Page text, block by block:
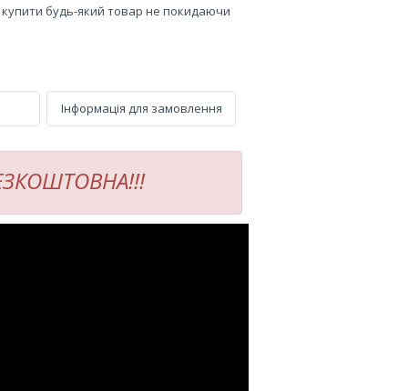
купити будь-який товар не покидаючи
Інформація для замовлення